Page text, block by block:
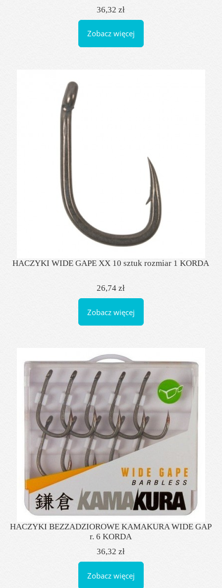
36,32 zł
Zobacz więcej
HACZYKI WIDE GAPE XX 10 sztuk rozmiar 1 KORDA
26,74 zł
Zobacz więcej
HACZYKI BEZZADZIOROWE KAMAKURA WIDE GAP
r. 6 KORDA
36,32 zł
Zobacz więcej